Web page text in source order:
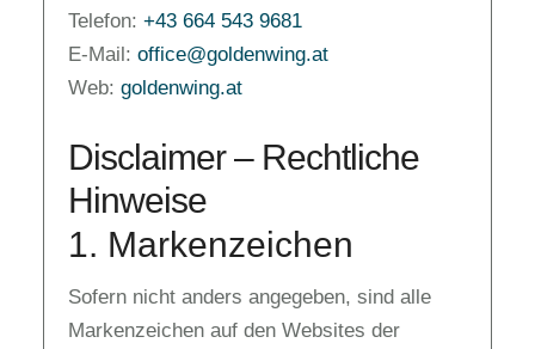
Telefon: +43 664 543 9681
E-Mail: office@goldenwing.at
Web: goldenwing.at
Disclaimer – Rechtliche
Hinweise
1. Markenzeichen
Sofern nicht anders angegeben, sind alle
Markenzeichen auf den Websites der